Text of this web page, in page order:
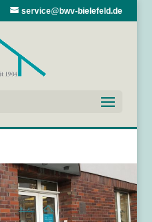
service@bwv-bielefeld.de